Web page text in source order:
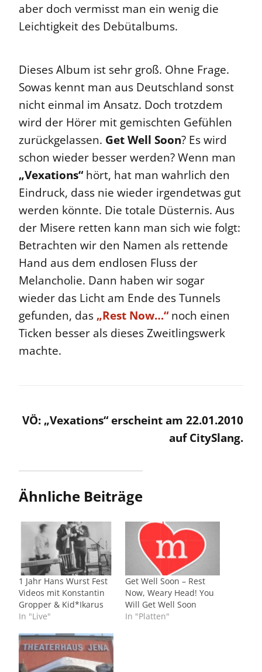
aber doch vermisst man ein wenig die
Leichtigkeit des Debütalbums.
Dieses Album ist sehr groß. Ohne Frage.
Sowas kennt man aus Deutschland sonst
nicht einmal im Ansatz. Doch trotzdem
wird der Hörer mit gemischten Gefühlen
zurückgelassen. Get Well Soon? Es wird
schon wieder besser werden? Wenn man
„Vexations“hört, hat man wahrlich den
Eindruck, dass nie wieder irgendetwas gut
werden könnte. Die totale Düsternis. Aus
der Misere retten kann man sich wie folgt:
Betrachten wir den Namen als rettende
Hand aus dem endlosen Fluss der
Melancholie. Dann haben wir sogar
wieder das Licht am Ende des Tunnels
gefunden, das „Rest Now…“noch einen
Ticken besser als dieses Zweitlingswerk
machte.
VÖ: „Vexations“ erscheint am 22.01.2010
auf CitySlang.
Ähnliche Beiträge
1 Jahr Hans Wurst Fest
Videos mit Konstantin
Gropper & Kid*Ikarus
In "Live"
Get Well Soon – Rest
Now, Weary Head! You
Will Get Well Soon
In "Platten"